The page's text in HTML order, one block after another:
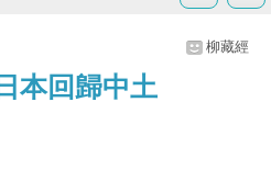
柳藏經
本回歸中土